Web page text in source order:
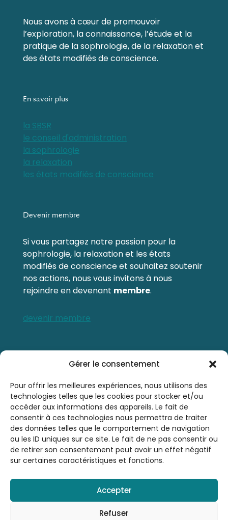
Gérer le consentement
Pour offrir les meilleures expériences, nous utilisons des
technologies telles que les cookies pour stocker et/ou
accéder aux informations des appareils. Le fait de
consentir à ces technologies nous permettra de traiter
des données telles que le comportement de navigation
ou les ID uniques sur ce site. Le fait de ne pas consentir ou
de retirer son consentement peut avoir un effet négatif
sur certaines caractéristiques et fonctions.
Accepter
Refuser
Nous avons à cœur de promouvoir
l’exploration, la connaissance, l’étude et la
pratique de la sophrologie, de la relaxation et
des états modifiés de conscience.
En savoir plus
la SBSR
le conseil d'administration
la sophrologie
la relaxation
les états modifiés de conscience
Devenir membre
Si vous partagez notre passion pour la
sophrologie, la relaxation et les états
modifiés de conscience et souhaitez soutenir
nos actions, nous vous invitons à nous
rejoindre en devenant membre.
devenir membre
0476 21 76 46
sbsrinfo@gmail.com
© 2026 Société Belge de Sophrologie et de